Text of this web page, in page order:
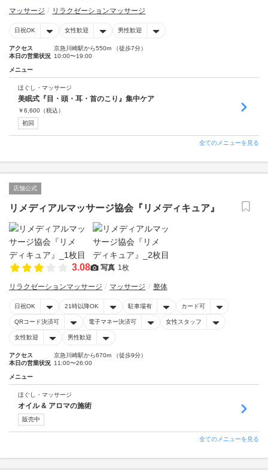
マッサージ リラクゼーションマッサージ
日祝OK 女性歓迎 男性歓迎
アクセス
京急川崎駅から550m （徒歩7分）
本日の営業状況 10:00〜19:00
メニュー
ほぐし・マッサージ
美眠式『目・頭・耳・首のこり』集中ケア
￥6,600 （税込）
初回
全てのメニューを見る
店舗公式
リメディアルマッサージ協会『リメディキュア』
3.08 写真 1枚
リラクゼーションマッサージ マッサージ 整体
日祝OK 21時以降OK 駐車場有 カード可
QRコード決済可 電子マネー決済可 女性スタッフ
女性歓迎 男性歓迎
アクセス
京急川崎駅から670m （徒歩9分）
本日の営業状況 11:00〜26:00
メニュー
ほぐし・マッサージ
オイル & アロマの施術
販売中
全てのメニューを見る